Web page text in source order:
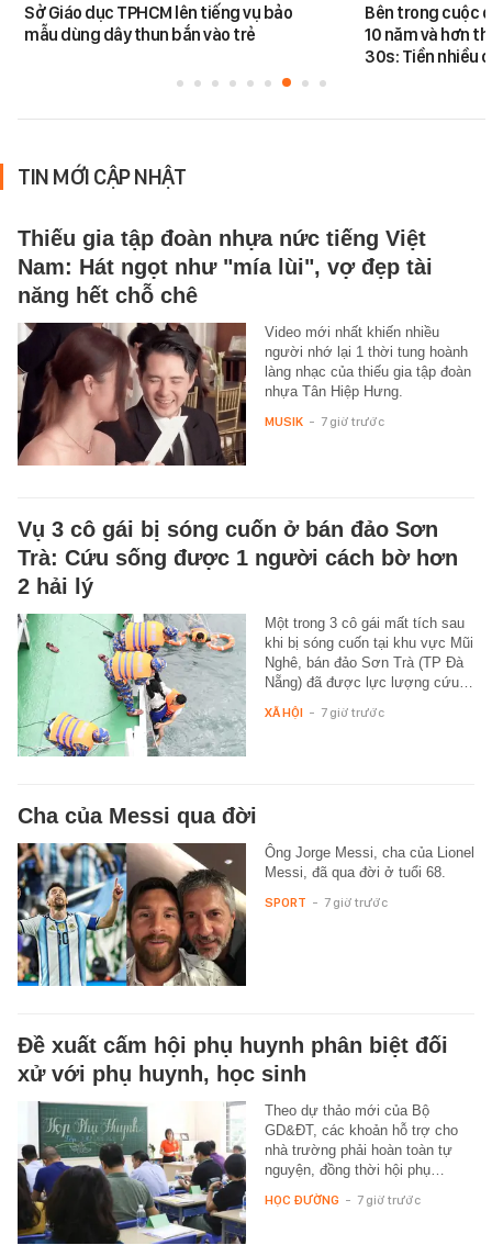
Sở Giáo dục TPHCM lên tiếng vụ bảo
mẫu dùng dây thun bắn vào trẻ
Bên trong cuộc
10 năm và hơn
30s: Tiền nhiều
TIN MỚI CẬP NHẬT
Thiếu gia tập đoàn nhựa nức tiếng Việt
Nam: Hát ngọt như "mía lùi", vợ đẹp tài
năng hết chỗ chê
Video mới nhất khiến nhiều
người nhớ lại 1 thời tung hoành
làng nhạc của thiếu gia tập đoàn
nhựa Tân Hiệp Hưng.
MUSIK - 7 giờ trước
Vụ 3 cô gái bị sóng cuốn ở bán đảo Sơn
Trà: Cứu sống được 1 người cách bờ hơn
2 hải lý
Một trong 3 cô gái mất tích sau
khi bị sóng cuốn tại khu vực Mũi
Nghê, bán đảo Sơn Trà (TP Đà
Nẵng) đã được lực lượng cứu…
XÃ HỘI - 7 giờ trước
Cha của Messi qua đời
Ông Jorge Messi, cha của Lionel
Messi, đã qua đời ở tuổi 68.
SPORT - 7 giờ trước
Đề xuất cấm hội phụ huynh phân biệt đối
xử với phụ huynh, học sinh
Theo dự thảo mới của Bộ
GD&ĐT, các khoản hỗ trợ cho
nhà trường phải hoàn toàn tự
nguyện, đồng thời hội phụ…
HỌC ĐƯỜNG - 7 giờ trước